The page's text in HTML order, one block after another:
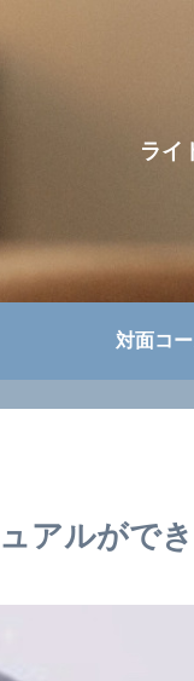
ライ
対面コ
アルがで